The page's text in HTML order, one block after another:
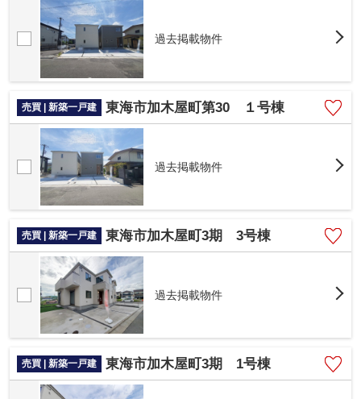
過去掲載物件
売買 | 新築一戸建 東海市加木屋町第30 １号棟
過去掲載物件
売買 | 新築一戸建 東海市加木屋町3期 3号棟
過去掲載物件
売買 | 新築一戸建 東海市加木屋町3期 1号棟